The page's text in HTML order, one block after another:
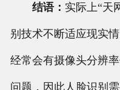
结语： 实际上“天
别技术不断适应现实
经常会有摄像头分辨
问题，因此人脸识别